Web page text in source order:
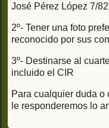
José Pérez López 7/
2º- Tener una foto
reconocido por sus
3º- Destinarse al
incluido el CIR
Para cualquier duda o
le responderemos lo